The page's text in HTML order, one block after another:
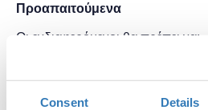
Consent Details
Προαπαιτούμενα
Οι ενδιαφερόμενοι θα πρέπει να:
* έχουν εγκατεστημένη τη